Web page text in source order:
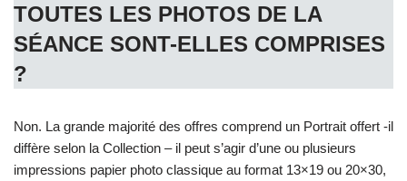
TOUTES LES PHOTOS DE LA
SÉANCE SONT-ELLES COMPRISES
?
Non. La grande majorité des offres comprend un Portrait offert -il
diffère selon la Collection – il peut s’agir d’une ou plusieurs
impressions papier photo classique au format 13×19 ou 20×30,